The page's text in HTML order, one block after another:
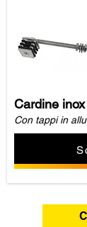
Cardine inox
Con tappi in